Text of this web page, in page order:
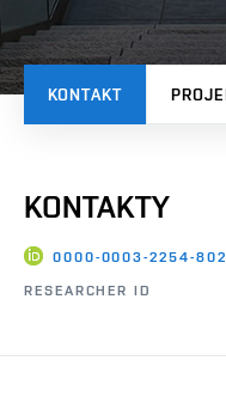
KONTAKT
KONTAKTY
0000-0003-2254-
RESEARCHER ID